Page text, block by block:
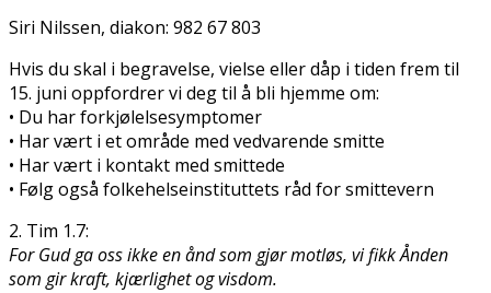
Siri Nilssen, diakon: 982 67 803
Hvis du skal i begravelse, vielse eller dåp i tiden frem til
15. juni oppfordrer vi deg til å bli hjemme om:
• Du har forkjølelsesymptomer
• Har vært i et område med vedvarende smitte
• Har vært i kontakt med smittede
• Følg også folkehelseinstituttets råd for smittevern
2. Tim 1.7:
For Gud ga oss ikke en ånd som gjør motløs, vi fikk Ånden
som gir kraft, kjærlighet og visdom.